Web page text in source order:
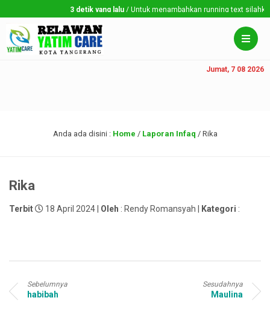
3 detik yang lalu/ Untuk menambahkan running text silahkan
Jumat, 7 08 2026
Anda ada disini : Home / Laporan Infaq / Rika
Rika
Terbit 18 April 2024 | Oleh : Rendy Romansyah | Kategori :
Sebelumnya
habibah
Sesudahnya
Maulina